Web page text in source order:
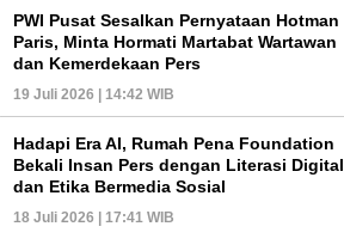
PWI Pusat Sesalkan Pernyataan Hotman
Paris, Minta Hormati Martabat Wartawan
dan Kemerdekaan Pers
19 Juli 2026 | 14:42 WIB
Hadapi Era AI, Rumah Pena Foundation
Bekali Insan Pers dengan Literasi Digital
dan Etika Bermedia Sosial
18 Juli 2026 | 17:41 WIB